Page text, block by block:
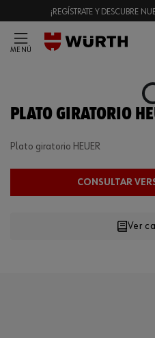
¡REGÍSTRATE Y DESCUBRE
MENÚ
PLATO GIRATORIO
Plato giratorio HEUER
CONSULTAR
Ver